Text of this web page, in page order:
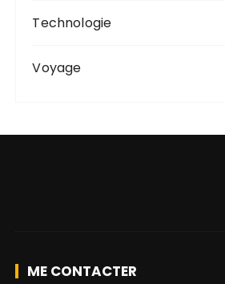
Technologie
Voyage
ME CONTACTER